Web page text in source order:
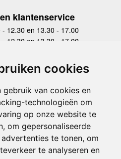
cookies
gebruik van cookies en
technologieën om
op onze website te
om gepersonaliseerde
te tonen, om
te analyseren en
klantenservice
- 12.30 en 13.30 - 17.00
- 12.30 en 13.30 - 17.00
- 12.30 en 13.30 - 17.00
- 12.30 en 13.30 - 17.00
gesloten
gesloten